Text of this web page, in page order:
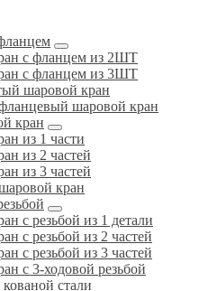
с фланцем из 2ШТ
с фланцем из 3ШТ
шаровой кран
шаровой кран
кран
из 1 части
из 2 частей
из 3 частей
кран
с резьбой из 1 детали
с резьбой из 2 частей
с резьбой из 3 частей
с 3-ходовой резьбой
стали